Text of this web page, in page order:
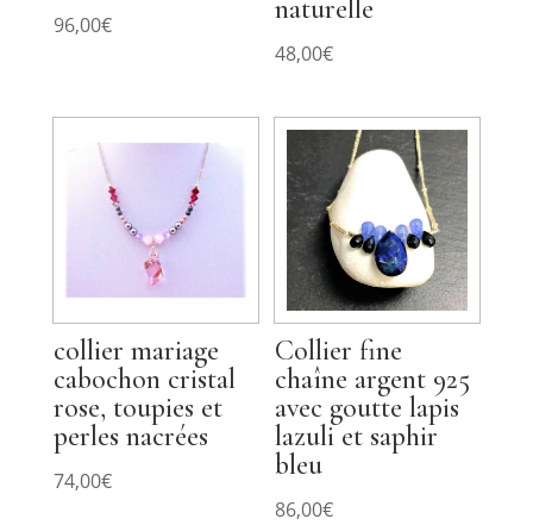
96,00€ naturelle
48,00€
collier mariage
cabochon cristal
rose, toupies et
perles nacrées
74,00€
Collier fine
chaîne argent 925
avec goutte lapis
lazuli et saphir
bleu
86,00€